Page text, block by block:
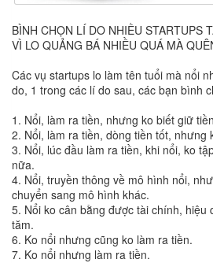
BÌNH CHỌN LÍ DO NHIỀU STARTUPS
VÌ LO QUẢNG BÁ NHIỀU QUÁ MÀ
Các vụ startups lo làm tên tuổi mà nổi
do, 1 trong các lí do sau, các bạn bình
1. Nổi, làm ra tiền, nhưng ko biết giữ
2. Nổi, làm ra tiền, dòng tiền tốt, nhưng
3. Nổi, lúc đầu làm ra tiền, khi nổi, ko
nữa.
4. Nổi, truyền thông về mô hình nổi,
chuyển sang mô hình khác.
5. Nổi ko cân bằng được tài chính, hiệu
tăm.
6. Ko nổi nhưng cũng ko làm ra tiền.
7. Ko nổi nhưng làm ra tiền.